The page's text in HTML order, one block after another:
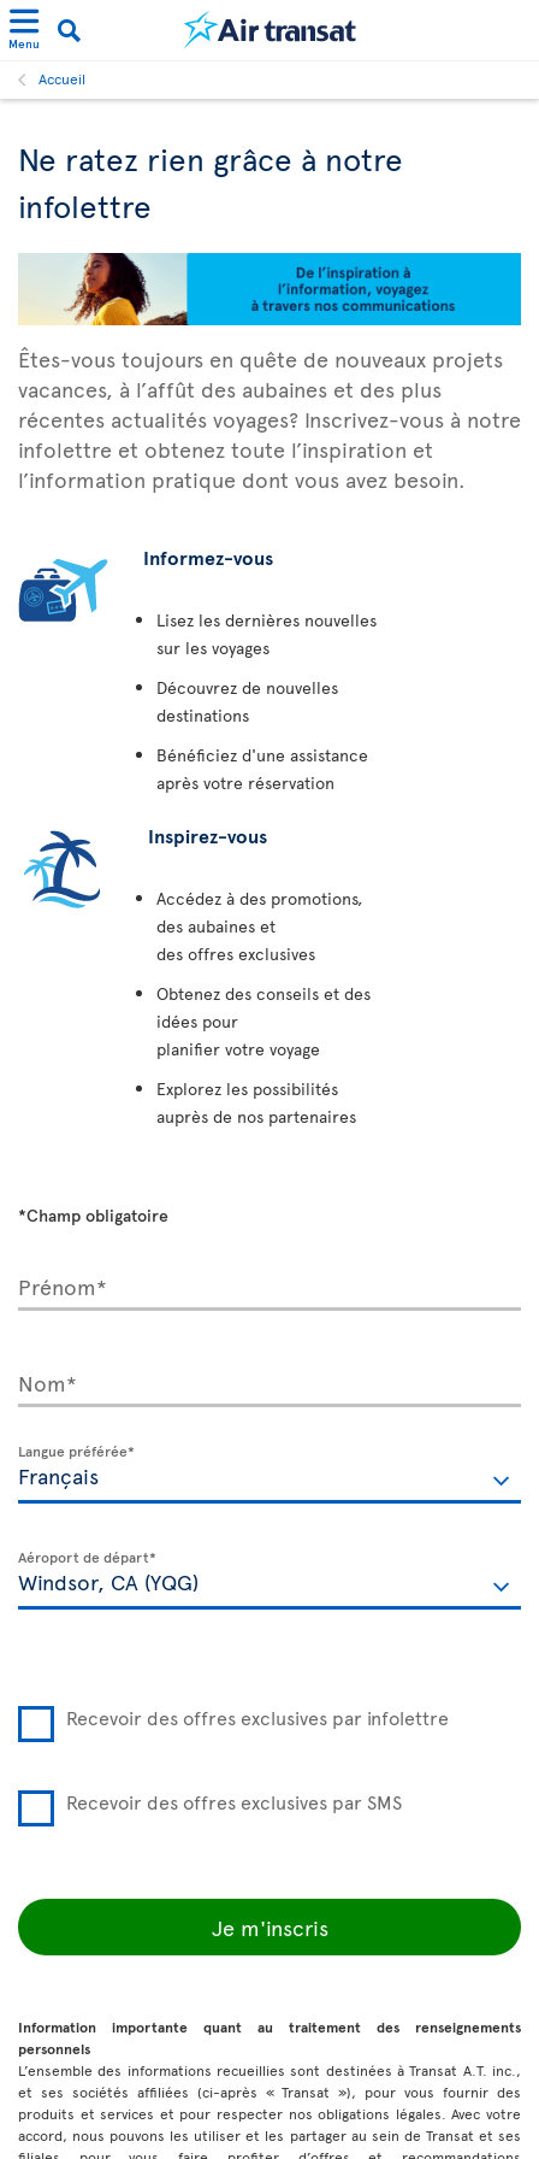
Menu
Accueil
Ne ratez rien grâce à notre
infolettre
Êtes-vous toujours en quête de nouveaux projets
vacances, à l’affût des aubaines et des plus
récentes actualités voyages? Inscrivez-vous à notre
infolettre et obtenez toute l’inspiration et
l’information pratique dont vous avez besoin.
Informez-vous
Lisez les dernières nouvelles
sur les voyages
Découvrez de nouvelles
destinations
Bénéficiez d'une assistance
après votre réservation
Inspirez-vous
Accédez à des promotions,
des aubaines et
des offres exclusives
Obtenez des conseils et des
idées pour
planifier votre voyage
Explorez les possibilités
auprès de nos partenaires
*Champ obligatoire
Prénom*
Nom*
Langue préférée*
Aéroport de départ*
Recevoir des offres exclusives par infolettre
Recevoir des offres exclusives par SMS
Je m'inscris
Information importante quant au traitement des renseignements
personnels
L’ensemble des informations recueillies sont destinées à Transat A.T. inc.,
et ses sociétés affiliées (ci-après « Transat »), pour vous fournir des
produits et services et pour respecter nos obligations légales. Avec votre
accord, nous pouvons les utiliser et les partager au sein de Transat et ses